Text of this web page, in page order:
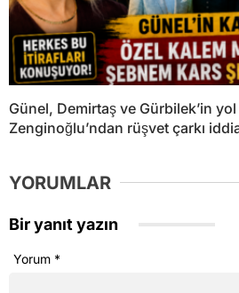
Günel, Demirtaş ve Gürbilek’in yol
Zenginoğlu’ndan rüşvet çarkı
YORUMLAR
Bir yanıt yazın
Yorum *